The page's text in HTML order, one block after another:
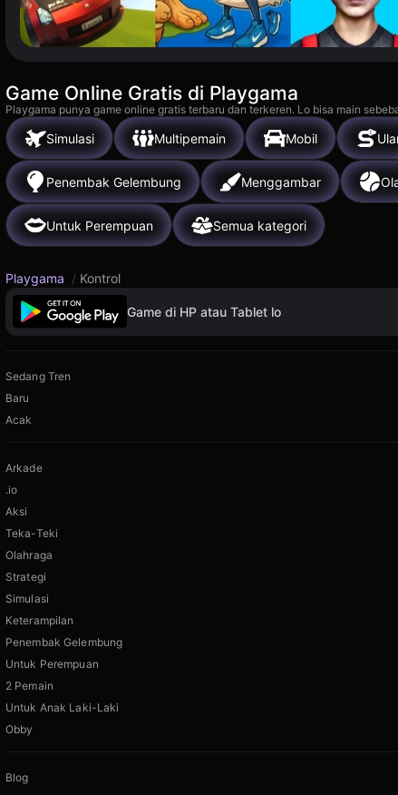
Game Online Gratis di Playgama
Playgama punya game online gratis terbaru dan terkeren. Lo bisa main
Simulasi Multipemain Mobil
Penembak Gelembung Menggambar
Untuk Perempuan Semua kategori
Playgama / Kontrol
Game di HP atau Tablet lo
Sedang Tren
Baru
Acak
Arkade
.io
Aksi
Teka-Teki
Olahraga
Strategi
Simulasi
Keterampilan
Penembak Gelembung
Untuk Perempuan
2 Pemain
Untuk Anak Laki-Laki
Obby
Blog